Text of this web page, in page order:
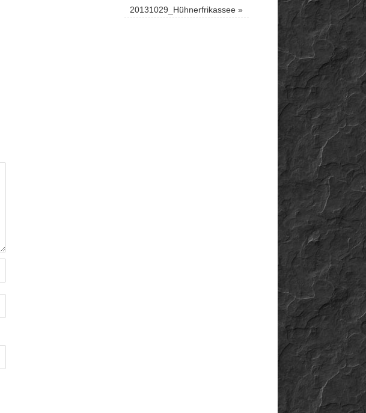
20131029_Hühnerfrikassee »